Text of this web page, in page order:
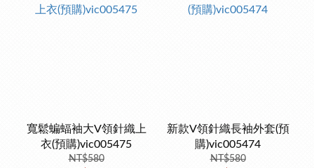
寬鬆蝙蝠袖大V領針織上
衣(預購)vic005475
NT$580
新款V領針織長袖外套(預
購)vic005474
NT$580